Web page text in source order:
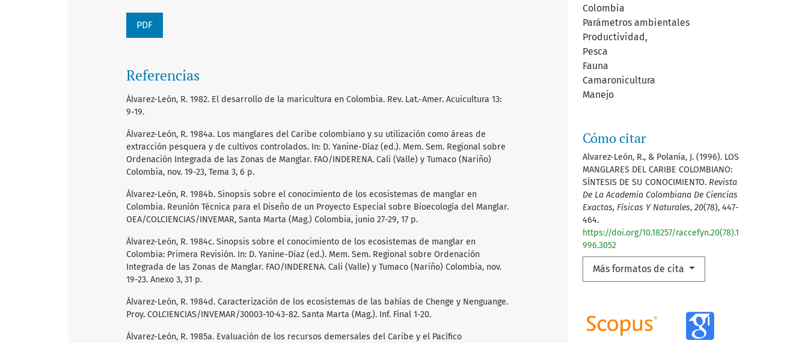
Colombia
Parámetros ambientales
Productividad,
Pesca
Fauna
Camaronicultura
Manejo
Cómo citar
Alvarez-León, R., & Polanía, J. (1996). LOS
MANGLARES DEL CARIBE COLOMBIANO:
SÍNTESIS DE SU CONOCIMIENTO. Revista
De La Academia Colombiana De Ciencias
Exactas, Físicas Y Naturales, 20(78), 447-
464.
https://doi.org/10.18257/raccefyn.20(78).1
996.3052
Más formatos de cita
PDF
Referencias
Álvarez-León, R. 1982. El desarrollo de la maricultura en Colombia. Rev. Lat.-Amer. Acuicultura 13:
9-19.
Álvarez-León, R. 1984a. Los manglares del Caribe colombiano y su utilización como áreas de
extracción pesquera y de cultivos controlados. In: D. Yanine-Díaz (ed.). Mem. Sem. Regional sobre
Ordenación Integrada de las Zonas de Manglar. FAO/INDERENA. Cali (Valle) y Tumaco (Nariño)
Colombia, nov. 19-23, Tema 3, 6 p.
Álvarez-León, R. 1984b. Sinopsis sobre el conocimiento de los ecosistemas de manglar en
Colombia. Reunión Técnica para el Diseño de un Proyecto Especial sobre Bioecología del Manglar.
OEA/COLCIENCIAS/INVEMAR, Santa Marta (Mag.) Colombia, junio 27-29, 17 p.
Álvarez-León, R. 1984c. Sinopsis sobre el conocimiento de los ecosistemas de manglar en
Colombia: Primera Revisión. In: D. Yanine-Díaz (ed.). Mem. Sem. Regional sobre Ordenación
Integrada de las Zonas de Manglar. FAO/INDERENA. Cali (Valle) y Tumaco (Nariño) Colombia, nov.
19-23. Anexo 3, 31 p.
Álvarez-León, R. 1984d. Caracterización de los ecosistemas de las bahías de Chenge y Nenguange.
Proy. COLCIENCIAS/INVEMAR/30003-10·43-82. Santa Marta (Mag.). Inf. Final 1-20.
Álvarez-León, R. 1985a. Evaluación de los recursos demersales del Caribe y el Pacífico